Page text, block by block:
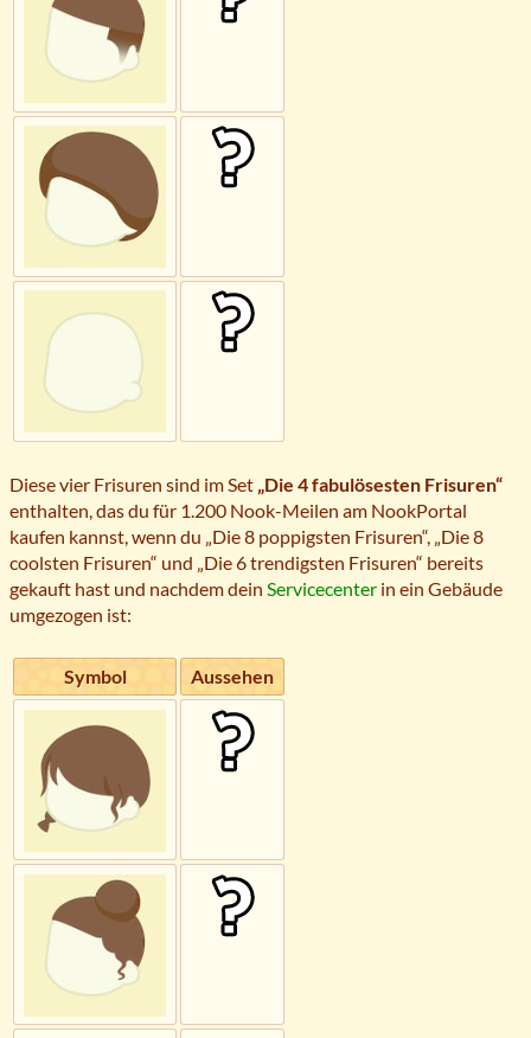
Diese vier Frisuren sind im Set „Die 4 fabulösesten Frisuren“
enthalten, das du für 1.200 Nook-Meilen am NookPortal
kaufen kannst, wenn du „Die 8 poppigsten Frisuren“, „Die 8
coolsten Frisuren“ und „Die 6 trendigsten Frisuren“ bereits
gekauft hast und nachdem dein Servicecenter in ein Gebäude
umgezogen ist:
Symbol Aussehen